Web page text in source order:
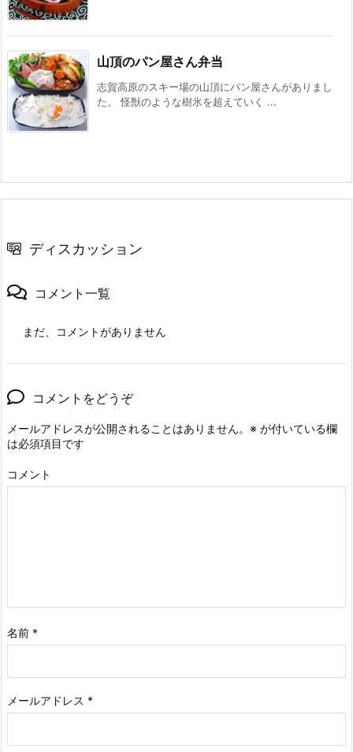
山頂のパン屋さん弁当
志賀高原のスキー場の山頂にパン屋さんがありまし
た。 怪獣のような樹氷を超えていく ...
ディスカッション
コメント一覧
まだ、コメントがありません
コメントをどうぞ
メールアドレスが公開されることはありません。 ※ が付いている欄
は必須項目です
コメント
名前 *
メールアドレス *